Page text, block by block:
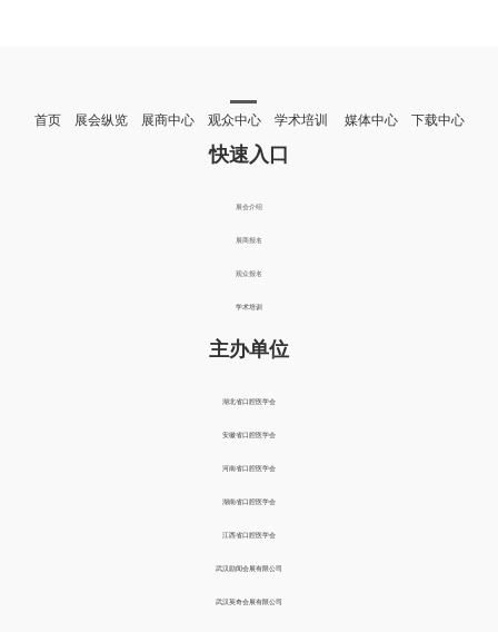
首页 展会纵览 展商中心 观众中心 学术培训 媒体中心 下载中心
快速入口
展会介绍
展商报名
观众报名
学术培训
主办单位
湖北省口腔医学会
安徽省口腔医学会
河南省口腔医学会
湖南省口腔医学会
江西省口腔医学会
武汉励闻会展有限公司
武汉英奇会展有限公司